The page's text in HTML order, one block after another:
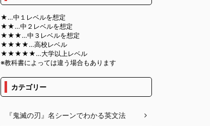
★…中１レベルを想定
★★…中２レベルを想定
★★★…中３レベルを想定
★★★★…高校レベル
★★★★★…大学以上レベル
※教科書によっては違う場合もあります
カテゴリー
『鬼滅の刃』名シーンでわかる英文法